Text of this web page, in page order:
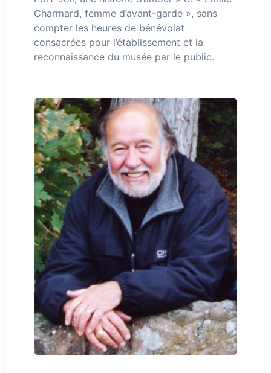
Charmard, femme d’avant-garde », sans
compter les heures de bénévolat
consacrées pour l’établissement et la
reconnaissance du musée par le public.